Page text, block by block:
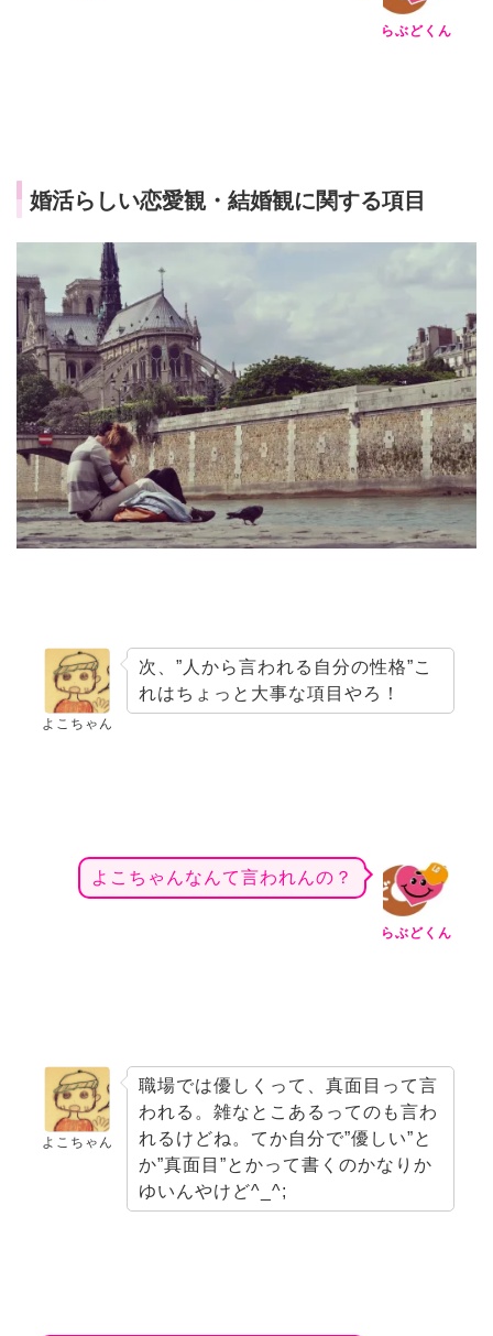
らぶどくん
婚活らしい恋愛観・結婚観に関する項目
よこちゃん
次、 ”人から言われる自分の性格”こ
れはちょっと大事な項目やろ！
らぶどくん
よこちゃんなんて言われんの？
よこちゃん
職場では優しくって、真面目って言
われる。雑なとこあるってのも言わ
れるけどね。てか自分で”優しい”と
か”真面目”とかって書くのかなりか
ゆい んやけど^_^;